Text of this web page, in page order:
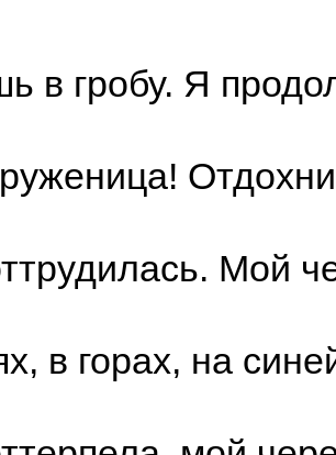
в гробу. Я
Мой
в горах, на